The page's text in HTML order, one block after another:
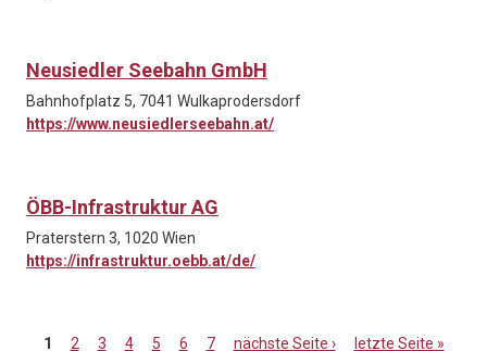
Neusiedler Seebahn GmbH
Bahnhofplatz 5, 7041 Wulkaprodersdorf
https://www.neusiedlerseebahn.at/
ÖBB-Infrastruktur AG
Praterstern 3, 1020 Wien
https://infrastruktur.oebb.at/de/
1 2 3 4 5 6 7 nächste Seite › letzte Seite »